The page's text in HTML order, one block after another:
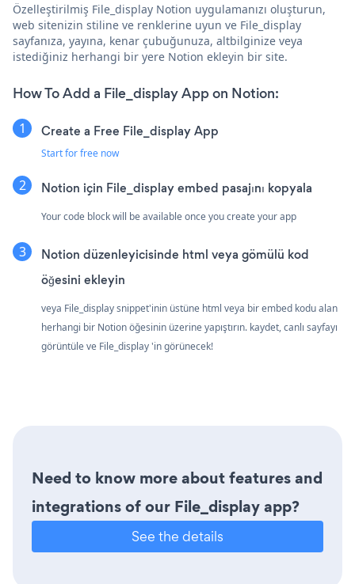
Özelleştirilmiş File_display Notion uygulamanızı oluşturun,
web sitenizin stiline ve renklerine uyun ve File_display
sayfanıza, yayına, kenar çubuğunuza, altbilginize veya
istediğiniz herhangi bir yere Notion ekleyin bir site.
How To Add a File_display App on Notion:
Create a Free File_display App
Start for free now
Notion için File_display embed pasajını kopyala
Your code block will be available once you create your app
Notion düzenleyicisinde html veya gömülü kod
öğesini ekleyin
veya File_display snippet'inin üstüne html veya bir embed kodu alan
herhangi bir Notion öğesinin üzerine yapıştırın. kaydet, canlı sayfayı
görüntüle ve File_display 'in görünecek!
Need to know more about features and
integrations of our File_display app?
See the details